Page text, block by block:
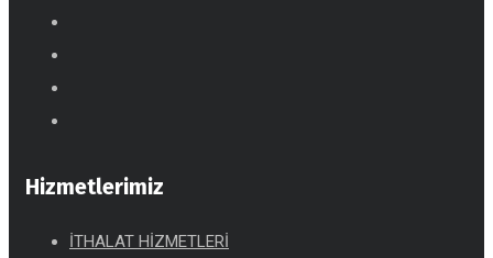
Hizmetlerimiz
İTHALAT HİZMETLERİ